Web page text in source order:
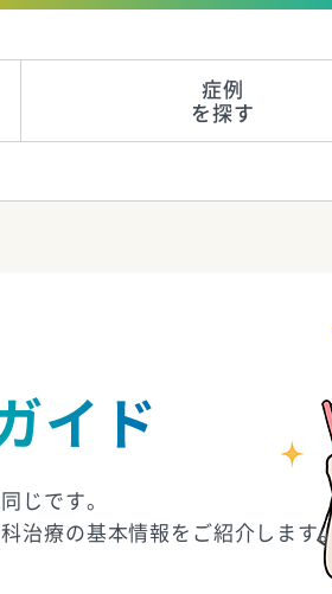
症例
を探す
イド
じです。
治療の基本情報をご紹介します。